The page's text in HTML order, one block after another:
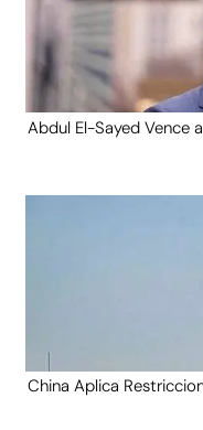
Abdul El-Sayed Vence
China Aplica